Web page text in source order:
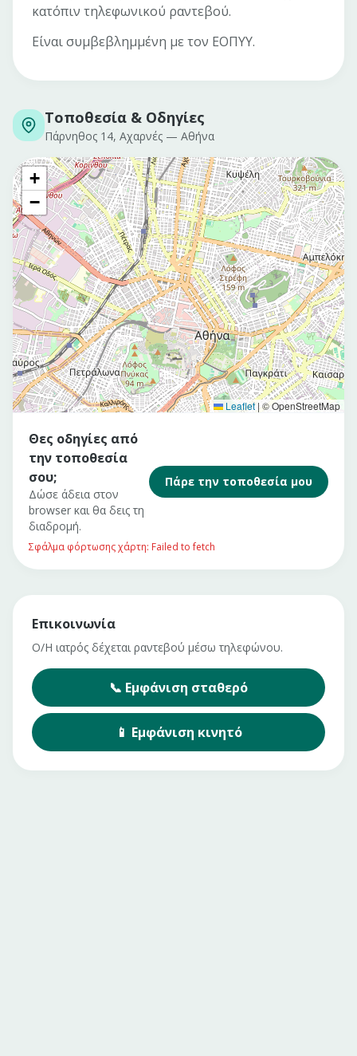
κατόπιν τηλεφωνικού ραντεβού.
Είναι συμβεβλημμένη με τον ΕΟΠΥΥ.
Τοποθεσία & Οδηγίες
Πάρνηθος 14, Αχαρνές — Αθήνα
+
−
Leaflet |© OpenStreetMap
Θες οδηγίες από
την τοποθεσία
σου;
Δώσε άδεια στον
browser και θα δεις τη
διαδρομή.
Πάρε την τοποθεσία μου
Σφάλμα φόρτωσης χάρτη: Failed to fetch
Επικοινωνία
Ο/Η ιατρός δέχεται ραντεβού μέσω τηλεφώνου.
📞 Εμφάνιση σταθερό
📱 Εμφάνιση κινητό